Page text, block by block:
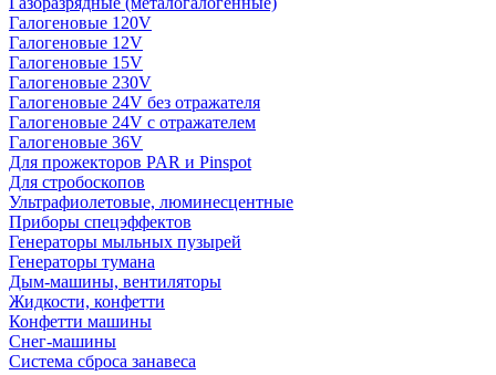
Галогеновые 120V
Галогеновые 12V
Галогеновые 15V
Галогеновые 230V
Галогеновые 24V без отражателя
Галогеновые 24V с отражателем
Галогеновые 36V
Для прожекторов PAR и Pinspot
Для стробоскопов
Ультрафиолетовые, люминесцентные
Приборы спецэффектов
Генераторы мыльных пузырей
Генераторы тумана
Дым-машины, вентиляторы
Жидкости, конфетти
Конфетти машины
Снег-машины
Система сброса занавеса